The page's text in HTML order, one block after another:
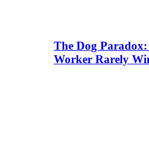
The Dog
Worker Rarely